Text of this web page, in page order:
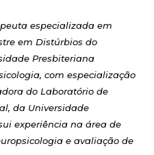
especializada em
em Distúrbios do
Presbiteriana
com especialização
do Laboratório de
da Universidade
experiência na área de
e avaliação de